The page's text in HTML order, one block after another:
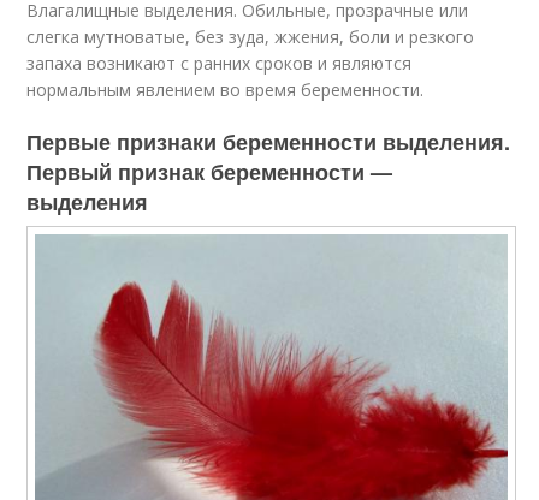
Влагалищные выделения. Обильные, прозрачные или
слегка мутноватые, без зуда, жжения, боли и резкого
запаха возникают с ранних сроков и являются
нормальным явлением во время беременности.
Первые признаки беременности выделения.
Первый признак беременности —
выделения